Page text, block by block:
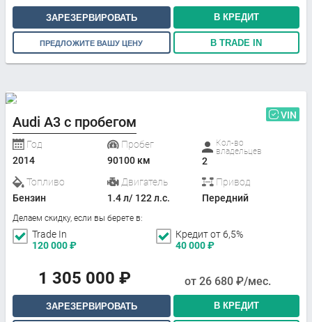
ЗАРЕЗЕРВИРОВАТЬ В КРЕДИТ
ПРЕДЛОЖИТЕ ВАШУ ЦЕНУ В TRADE IN
Audi A3 с пробегом VIN
Год
2014
Пробег
90100 км
Кол-во
владельцев
2
Топливо
Бензин
Двигатель
1.4 л/ 122 л.с.
Привод
Передний
Делаем скидку, если вы берете в:
Trade In
120 000₽
Кредит от 6,5%
40 000₽
1 305 000 ₽ от 26 680 ₽/мес.
ЗАРЕЗЕРВИРОВАТЬ В КРЕДИТ